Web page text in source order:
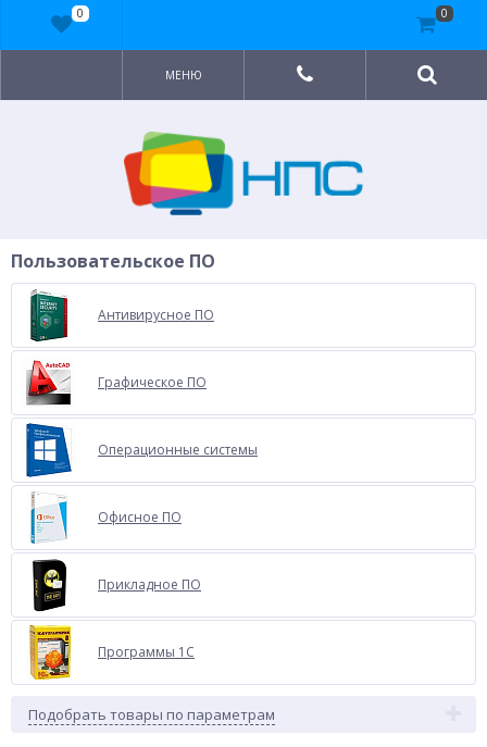
МЕНЮ
Пользовательское ПО
Антивирусное ПО
Графическое ПО
Операционные системы
Офисное ПО
Прикладное ПО
Программы 1C
Подобрать товары по параметрам
0 0